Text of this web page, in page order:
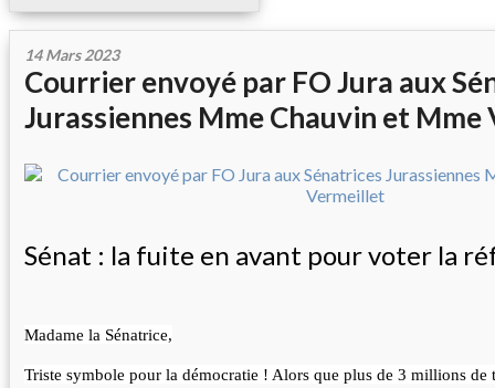
14 Mars 2023
Courrier envoyé par FO Jura aux
Jurassiennes Mme Chauvin et
Sénat : la fuite en avant pour voter la
Madame la Sénatrice,
Triste symbole pour la démocratie ! Alors que plus de 3 millions de